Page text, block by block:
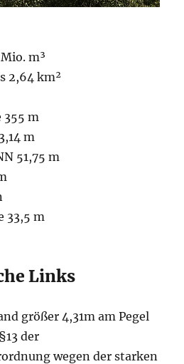
m³
2,64 km²
m
m
51,75 m
33,5 m
Links
größer 4,31m am Pegel
der
wegen der starken